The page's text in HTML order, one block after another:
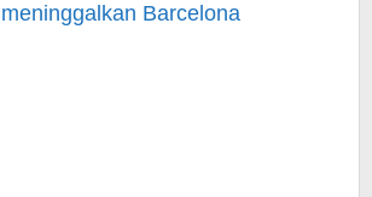
meninggalkan Barcelona